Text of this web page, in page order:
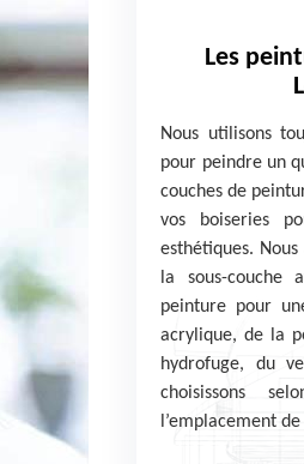
Les
Nous utilisons
pour peindre un
couches de
vos boiseries
esthétiques.
la sous-couche
peinture pour
acrylique, de la
hydrofuge, du
choisissons
l’emplacement